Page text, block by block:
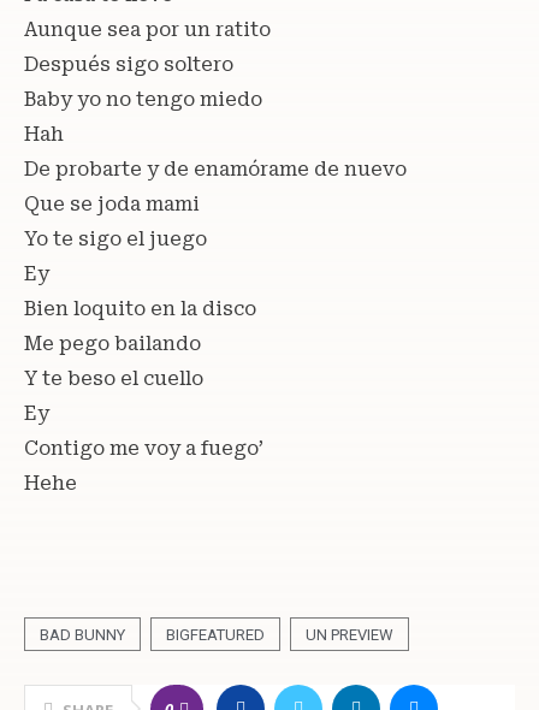
Aunque sea por un ratito
Después sigo soltero
Baby yo no tengo miedo
Hah
De probarte y de enamórame de nuevo
Que se joda mami
Yo te sigo el juego
Ey
Bien loquito en la disco
Me pego bailando
Y te beso el cuello
Ey
Contigo me voy a fuego’
Hehe
BAD BUNNY BIGFEATURED UN PREVIEW